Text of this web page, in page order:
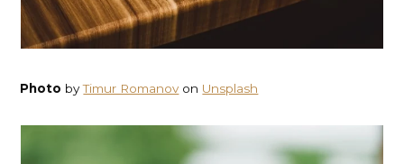
Photo byTimur Romanov on Unsplash